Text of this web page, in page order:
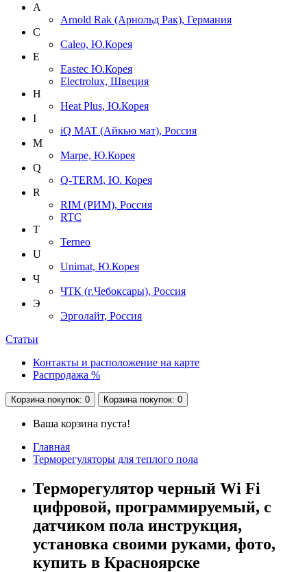
A
Arnold Rak (Арнольд Рак), Германия
C
Caleo, Ю.Корея
E
Eastec Ю.Корея
Electrolux, Швеция
H
Heat Plus, Ю.Корея
I
iQ MAT (Айкью мат), Россия
M
Marpe, Ю.Корея
Q
Q-TERM, Ю. Корея
R
RIM (РИМ), Россия
RTC
T
Terneo
U
Unimat, Ю.Корея
Ч
ЧТК (г.Чебоксары), Россия
Э
Эрголайт, Россия
Статьи
Контакты и расположение на карте
Распродажа %
Корзина покупок: 0 Корзина покупок: 0
Ваша корзина пуста!
Главная
Терморегуляторы для теплого пола
Терморегулятор черный Wi Fi
цифровой, программируемый, с
датчиком пола инструкция,
установка своими руками, фото,
купить в Красноярске